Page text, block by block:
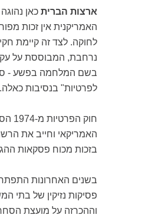
ארצות הברית כאן
האמריקנית אין זכות
לחוקה. לצד זה קיימת
נרחבת, המבוססת על
בשם המלחמה בפשע -
לפרטיות" בנסיבות כאלה.
האמריקאי וחייב את
בזכות מכוח פסקאות
בשנים האחרונות
פסיקות נזיקין של בתי
וההכרזה על מועצת